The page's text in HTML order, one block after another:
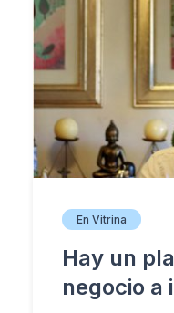
En Vitrina
Hay un
negocio a